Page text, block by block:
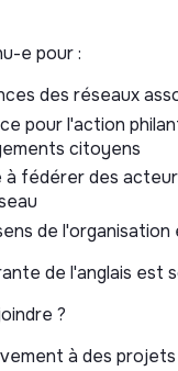
et les priorités
avec les parties
porteurs de
sa mise en
continue,
et innovation
des outils
cycles
le budget
collective
e pour :
des réseaux
pour l'action
citoyens
fédérer des
de
de l'anglais est
?
à des